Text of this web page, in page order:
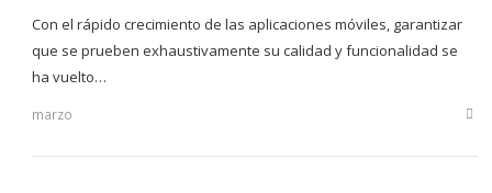
Con el rápido crecimiento de las aplicaciones móviles, garantizar
que se prueben exhaustivamente su calidad y funcionalidad se
ha vuelto…
marzo